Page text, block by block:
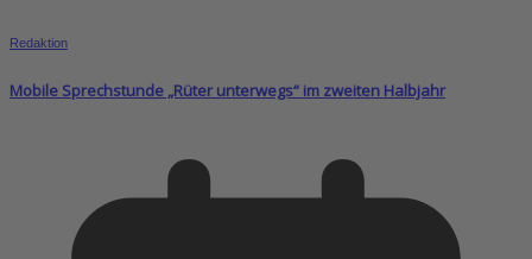
Redaktion
Mobile Sprechstunde „Rüter unterwegs“ im zweiten Halbjahr